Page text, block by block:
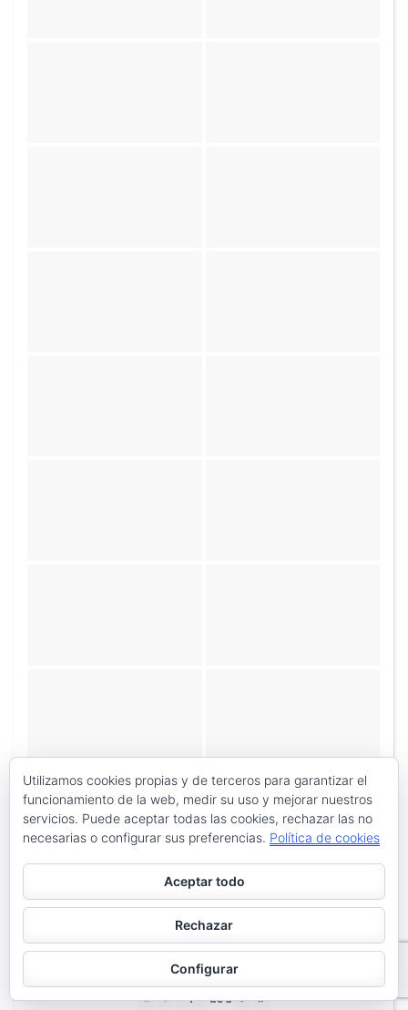
« ‹ de3 › »
Utilizamos cookies propias y de terceros para garantizar el
funcionamiento de la web, medir su uso y mejorar nuestros
servicios. Puede aceptar todas las cookies, rechazar las no
necesarias o configurar sus preferencias. Política de cookies
Aceptar todo
Rechazar
Configurar